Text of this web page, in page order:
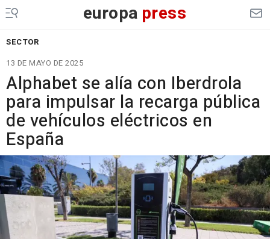
europa press
SECTOR
13 DE MAYO DE 2025
Alphabet se alía con Iberdrola
para impulsar la recarga pública
de vehículos eléctricos en
España